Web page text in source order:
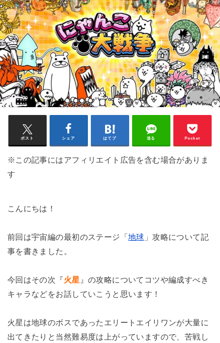
ポスト シェア はてブ 送る Pocket
※この記事にはアフィリエイト広告を含む場合がありま
す
こんにちは！
前回は宇宙編の最初のステージ「地球 」攻略について記
事を書きました。
今回はその次『火星 』の攻略についてコツや編成すべき
キャラなどをお話していこうと思います！
火星は地球のボスであったエリートエイリワンが大量に
出てきたりと当然難易度は上がっていますので、苦戦し